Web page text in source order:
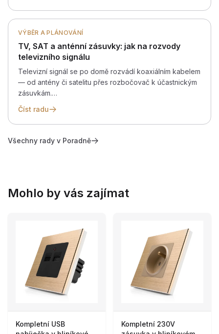
VÝBĚR A PLÁNOVÁNÍ
TV, SAT a anténní zásuvky: jak na rozvody
televizního signálu
Televizní signál se po domě rozvádí koaxiálním kabelem
— od antény či satelitu přes rozbočovač k účastnickým
zásuvkám.…
Číst radu
Všechny rady v Poradně
Mohlo by vás zajímat
Kompletní USB
Kompletní 230V